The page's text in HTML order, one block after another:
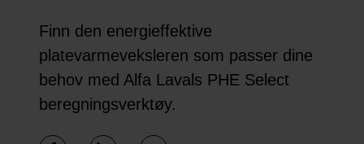
Finn den energieffektive
platevarmeveksleren som passer dine
behov med Alfa Lavals PHE Select
beregningsverktøy.